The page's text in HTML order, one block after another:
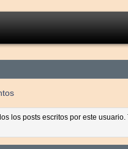
los posts escritos por este